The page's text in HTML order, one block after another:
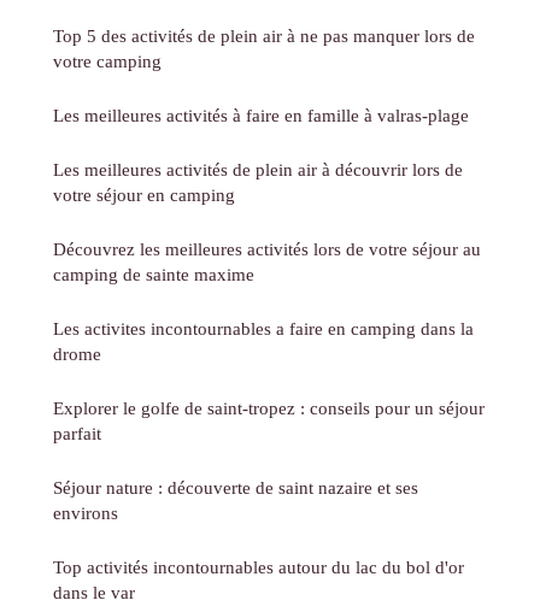
Top 5 des activités de plein air à ne pas manquer lors de
votre camping
Les meilleures activités à faire en famille à valras-plage
Les meilleures activités de plein air à découvrir lors de
votre séjour en camping
Découvrez les meilleures activités lors de votre séjour au
camping de sainte maxime
Les activites incontournables a faire en camping dans la
drome
Explorer le golfe de saint-tropez : conseils pour un séjour
parfait
Séjour nature : découverte de saint nazaire et ses
environs
Top activités incontournables autour du lac du bol d'or
dans le var